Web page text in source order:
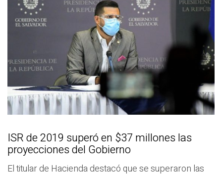
ISR de 2019 superó en $37 millones las
proyecciones del Gobierno
El titular de Hacienda destacó que se superaron las